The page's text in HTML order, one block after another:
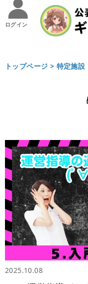
ログイン
トップページ > 特定施設
2025.10.08